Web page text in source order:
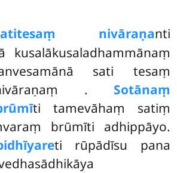
tesaṃ nivāraṇanti
kusalākusaladhammānaṃ
sati tesaṃ
. Sotānaṃ
ti tamevāhaṃ satiṃ
brūmīti adhippāyo.
ti rūpādīsu pana